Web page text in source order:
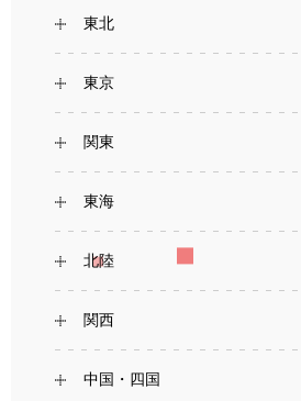
東北
東京
関東
東海
北陸
関西
中国・四国